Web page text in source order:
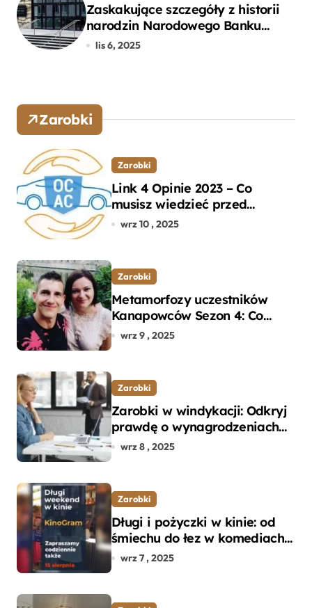
Zaskakujące szczegóły z historii
narodzin Narodowego Banku
Polskiego, o których mogłeś nie
lis 6, 2025
Zarobki
Zarobki
Link 4 Opinie 2023 – Co
musisz wiedzieć przed
wyborem ubezpieczenia OC i
wrz 10 , 2025
Zarobki
Metamorfozy uczestników
Kanapowców Sezon 4: Co
naprawdę zaskoczyło
wrz 9 , 2025
Zarobki
Zarobki w windykacji: Odkryj
prawdę o wynagrodzeniach
specjalistów w branży
wrz 8 , 2025
Zarobki
Długi i pożyczki w kinie: od
śmiechu do łez w komediach i
dramatach
wrz 7 , 2025